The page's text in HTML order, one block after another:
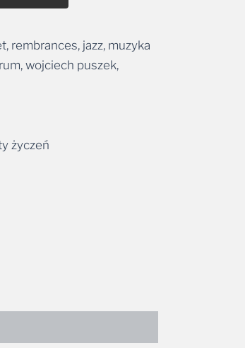
rembrances, jazz, muzyka
wojciech puszek,
życzeń